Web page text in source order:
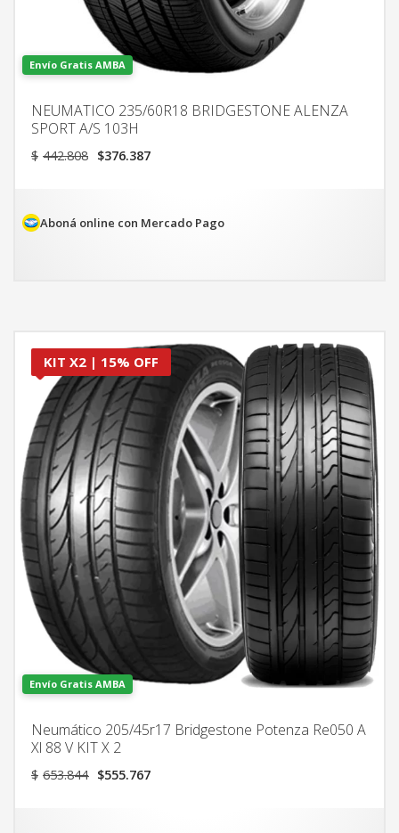
Envío Gratis AMBA
NEUMATICO 235/60R18 BRIDGESTONE ALENZA
SPORT A/S 103H
$ 442.808 El
$442.808.
$376.387El
$376.387.
Aboná online con Mercado Pago
KIT X2 | 15% OFF
Envío Gratis AMBA
Neumático 205/45r17 Bridgestone Potenza Re050 A
Xl 88 V KIT X 2
$ 653.844 El
$555.767El